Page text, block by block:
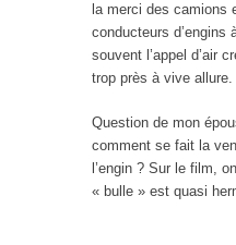
la merci des camions
conducteurs d’engins
souvent l’appel d’air
trop près à vive allure.
Question de mon
comment se fait la
l’engin ? Sur le film,
« bulle » est quasi